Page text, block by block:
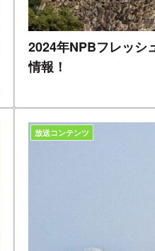
2024年NPBフレッシ
情報！
放送コンテンツ